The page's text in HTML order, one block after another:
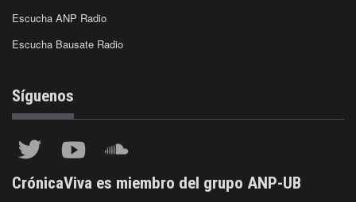
Escucha ANP Radio
Escucha Bausate Radio
Síguenos
CrónicaViva es miembro del grupo ANP-UB